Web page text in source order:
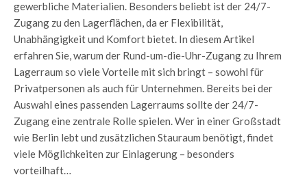
gewerbliche Materialien. Besonders beliebt ist der 24/7-
Zugang zu den Lagerflächen, da er Flexibilität,
Unabhängigkeit und Komfort bietet. In diesem Artikel
erfahren Sie, warum der Rund-um-die-Uhr-Zugang zu Ihrem
Lagerraum so viele Vorteile mit sich bringt – sowohl für
Privatpersonen als auch für Unternehmen. Bereits bei der
Auswahl eines passenden Lagerraums sollte der 24/7-
Zugang eine zentrale Rolle spielen. Wer in einer Großstadt
wie Berlin lebt und zusätzlichen Stauraum benötigt, findet
viele Möglichkeiten zur Einlagerung – besonders
vorteilhaft…